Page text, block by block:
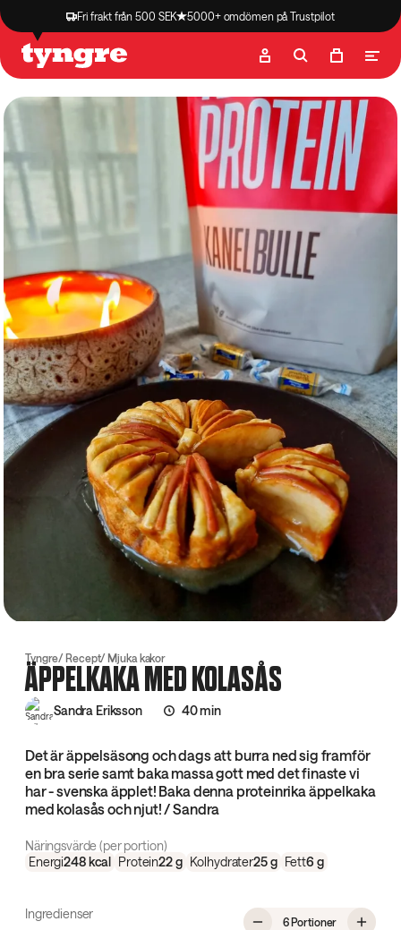
Fri frakt från 500 SEK 5000+ omdömen på Trustpilot
Butik Recept
Tyngre Recept Mjuka kakor
ÄPPELKAKA MED KOLASÅS
Sandra Eriksson 40 min
Det är äppelsäsong och dags att burra ned sig framför
en bra serie samt baka massa gott med det finaste vi
har - svenska äpplet! Baka denna proteinrika äppelkaka
med kolasås och njut! / Sandra
Näringsvärde (per portion)
Energi248kcal Protein22g Kolhydrater25g Fett6 g
Ingredienser
6 Portioner, Äppelkaka